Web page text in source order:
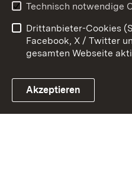
Link zum Landesportal
Kontakt
Cookies
Technisch notwendige
Drittanbieter-Cookies
Facebook, X / Twitter
gesamten Webseite
Akzeptieren